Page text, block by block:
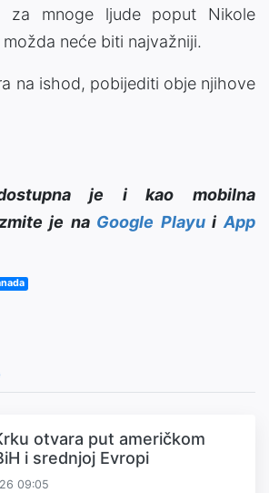
za mnoge ljude poput Nikole
neće biti najvažniji.
na ishod, pobijediti obje njihove
dostupna je i kao mobilna
je na Google PlayuiApp
otvara put američkom
i srednjoj Evropi
09:05